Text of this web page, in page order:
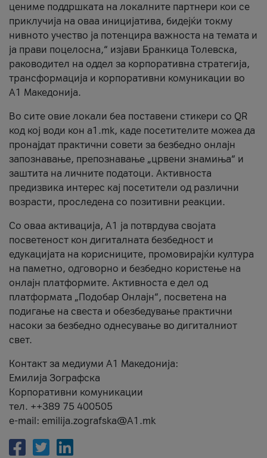
цениме поддршката на локалните партнери кои се
приклучија на оваа иницијатива, бидејќи токму
нивното учество ја потенцира важноста на темата и
ја прави поцелосна,“ изјави Бранкица Толевска,
раководител на оддел за корпоративна стратегија,
трансформација и корпоративни комуникации во
А1 Македонија.
Во сите овие локали беа поставени стикери со QR
код кој води кон a1.mk, каде посетителите можеа да
пронајдат практични совети за безбедно онлајн
запознавање, препознавање „црвени знамиња“ и
заштита на личните податоци. Активноста
предизвика интерес кај посетители од различни
возрасти, проследена со позитивни реакции.
Со оваа активација, А1 ја потврдува својата
посветеност кон дигиталната безбедност и
едукацијата на корисниците, промовирајќи култура
на паметно, одговорно и безбедно користење на
онлајн платформите. Активноста е дел од
платформата „Подобар Онлајн“, посветена на
подигање на свеста и обезбедување практични
насоки за безбедно однесување во дигиталниот
свет.
Контакт за медиуми А1 Македонија:
Емилија Зографска
Корпоративни комуникации
тел. ++389 75 400505
e-mail: emilija.zografska@A1.mk